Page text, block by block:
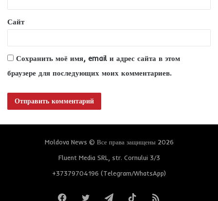
*
Сайт
Сохранить моё имя, email и адрес сайта в этом
браузере для последующих моих комментариев.
Moldova News © Все права защищены 2026
Fluent Media SRL, str. Cornului 3/3
+37379704196 (Telegram/WhatsApp)
FacebookTwitterTelegramTikTokRSS